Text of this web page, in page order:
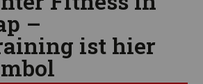
–
ist hier